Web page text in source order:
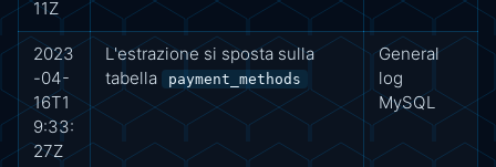
11Z
2023
-04-
16T1
9:33:
27Z
L'estrazione si sposta sulla
tabella
payment_methods
General
log
MySQL